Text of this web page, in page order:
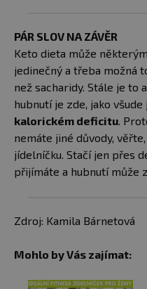
PÁR SLOV NA ZÁVĚR
Keto dieta může
jedinečný a třeba možná
než sacharidy. Stále je to
hubnutí je zde, jako
kalorickém deficitu.
nemáte jiné důvody,
jídelníčku. Stačí jen přes
přijímáte a hubnutí může
Zdroj: Kamila Bárnetová
Mohlo by Vás zajímat: